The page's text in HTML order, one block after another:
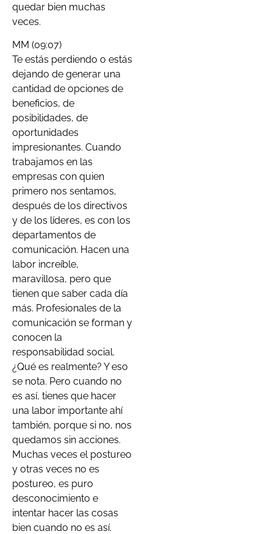
quedar bien muchas
veces.
MM (09:07)
Te estás perdiendo o estás
dejando de generar una
cantidad de opciones de
beneficios, de
posibilidades, de
oportunidades
impresionantes. Cuando
trabajamos en las
empresas con quien
primero nos sentamos,
después de los directivos
y de los líderes, es con los
departamentos de
comunicación. Hacen una
labor increíble,
maravillosa, pero que
tienen que saber cada día
más. Profesionales de la
comunicación se forman y
conocen la
responsabilidad social.
¿Qué es realmente? Y eso
se nota. Pero cuando no
es así, tienes que hacer
una labor importante ahí
también, porque si no, nos
quedamos sin acciones.
Muchas veces el postureo
y otras veces no es
postureo, es puro
desconocimiento e
intentar hacer las cosas
bien cuando no es así.